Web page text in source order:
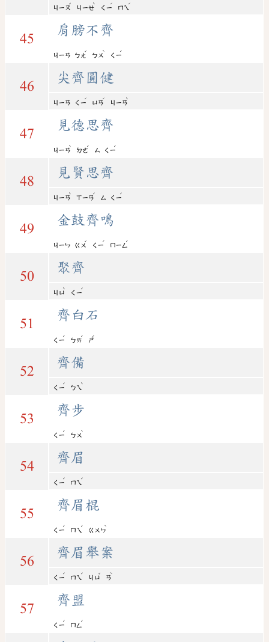
ㄐㄧㄡ
ˇ
ㄐㄧㄝ
ˋ
ㄑㄧ
ˊ
ㄇㄟ
ˊ
45
肩膀不齊
ㄐㄧㄢ ㄅㄤ
ˇ
ㄅㄨ
ˋ
ㄑㄧ
ˊ
46
尖齊圓健
ㄐㄧㄢ ㄑㄧ
ˊ
ㄩㄢ
ˊ
ㄐㄧㄢ
ˋ
47
見德思齊
ㄐㄧㄢ
ˋ
ㄉㄜ
ˊ
ㄙ ㄑㄧ
ˊ
48
見賢思齊
ㄐㄧㄢ
ˋ
ㄒㄧㄢ
ˊ
ㄙ ㄑㄧ
ˊ
49
金鼓齊鳴
ㄐㄧㄣ ㄍㄨ
ˇ
ㄑㄧ
ˊ
ㄇㄧㄥ
ˊ
50
聚齊
ㄐㄩ
ˋ
ㄑㄧ
ˊ
51
齊白石
ㄑㄧ
ˊ
ㄅㄞ
ˊ
ㄕ
ˊ
52
齊備
ㄑㄧ
ˊ
ㄅㄟ
ˋ
53
齊步
ㄑㄧ
ˊ
ㄅㄨ
ˋ
54
齊眉
ㄑㄧ
ˊ
ㄇㄟ
ˊ
55
齊眉棍
ㄑㄧ
ˊ
ㄇㄟ
ˊ
ㄍㄨㄣ
ˋ
56
齊眉舉案
ㄑㄧ
ˊ
ㄇㄟ
ˊ
ㄐㄩ
ˇ
ㄢ
ˋ
57
齊盟
ㄑㄧ
ˊ
ㄇㄥ
ˊ